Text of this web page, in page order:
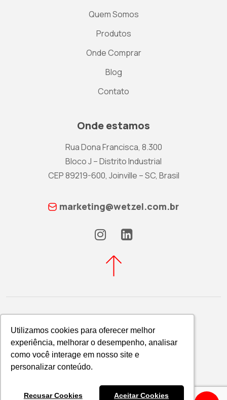
Utilizamos cookies para oferecer melhor
experiência, melhorar o desempenho, analisar
como você interage em nosso site e
personalizar conteúdo.
Recusar Cookies Aceitar Cookies
Utilizamos cookies para oferecer melhor
experiência, melhorar o desempenho, analisar
como você interage em nosso site e
personalizar conteúdo.
Recusar Cookies Aceitar Cookies
Quem Somos
Produtos
Onde Comprar
Blog
Contato
Onde estamos
Rua Dona Francisca, 8.300
Bloco J – Distrito Industrial
CEP 89219-600, Joinville – SC, Brasil
marketing@wetzel.com.br
Política de Privacidade
WETZEL S/A © 2026